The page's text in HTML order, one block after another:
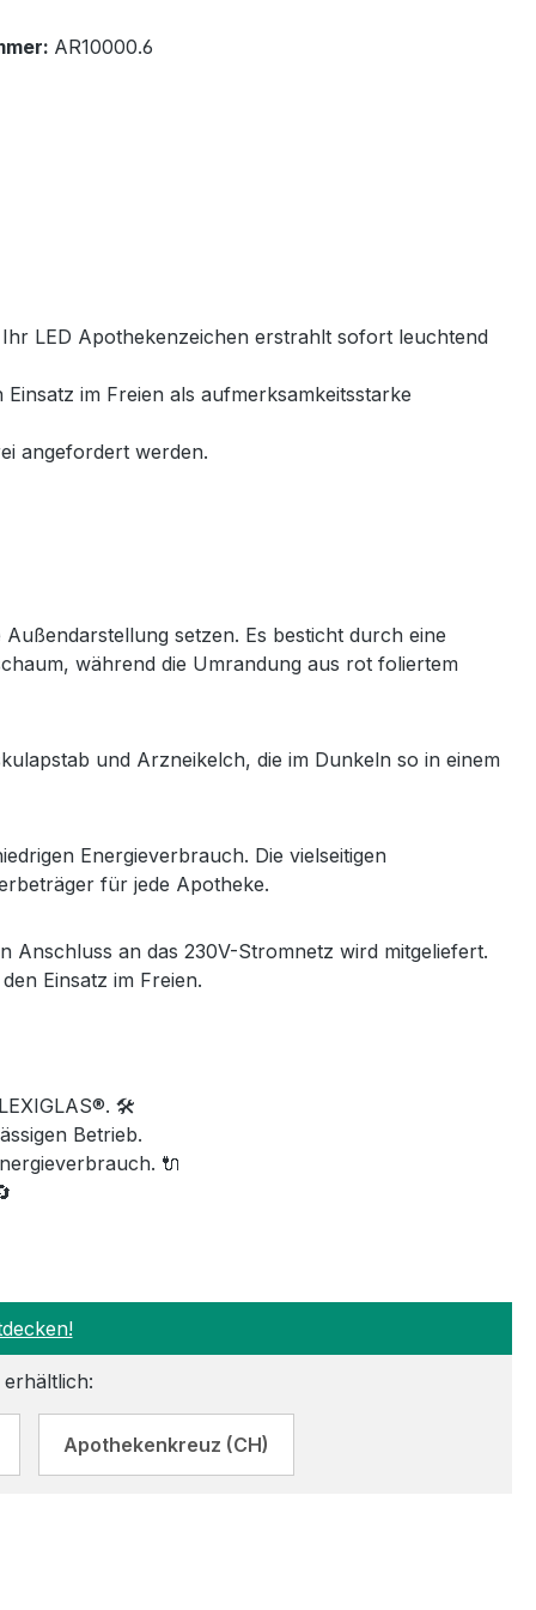
AR10000.6
LED Apothekenzeichen erstrahlt sofort leuchtend
im Freien als aufmerksamkeitsstarke
angefordert werden.
setzen. Es besticht durch eine
während die Umrandung aus rot foliertem
und Arzneikelch, die im Dunkeln so in einem
Energieverbrauch. Die vielseitigen
für jede Apotheke.
Anschluss an das 230V-Stromnetz wird mitgeliefert.
Einsatz im Freien.
🛠️
Betrieb.
🔌
Apothekenkreuz (CH)